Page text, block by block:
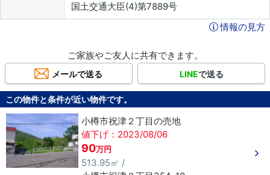
国土交通大臣(4)第7889号
情報の見方
ご家族やご友人に共有できます。
メールで送る LINEで送る
この物件と条件が近い物件です。
小樽市祝津２丁目の売地
値下げ：2023/08/06
90万円
513.95㎡ /